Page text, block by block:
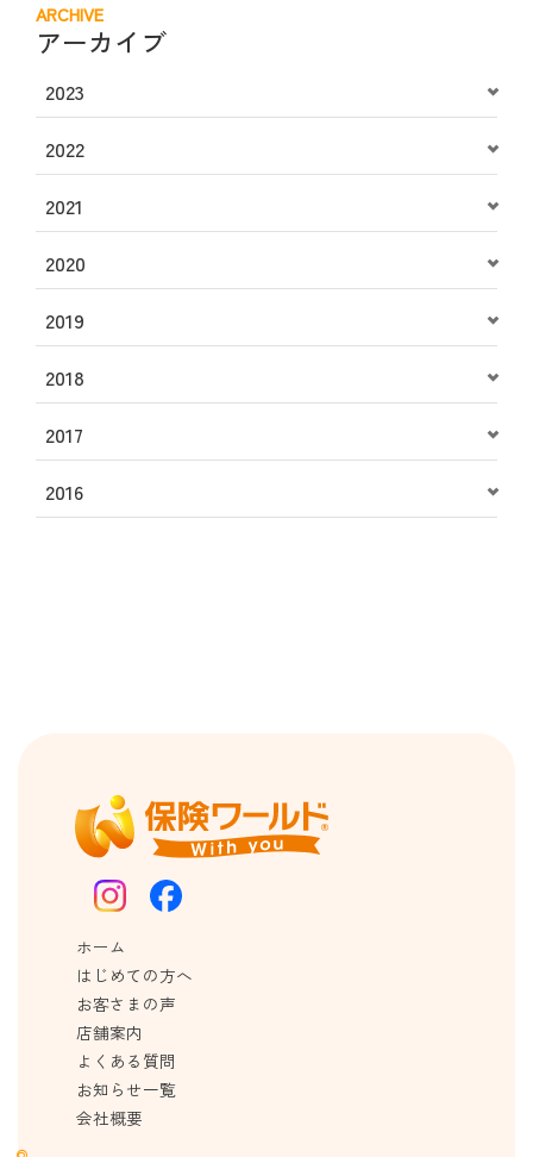
ARCHIVE
アーカイブ
2023
2022
2021
2020
2019
2018
2017
2016
ホーム
はじめての方へ
お客さまの声
店舗案内
よくある質問
お知らせ一覧
会社概要